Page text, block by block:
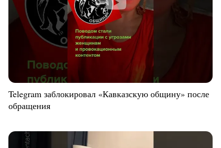
Telegram заблокировал «Кавказскую общину» после
обращения